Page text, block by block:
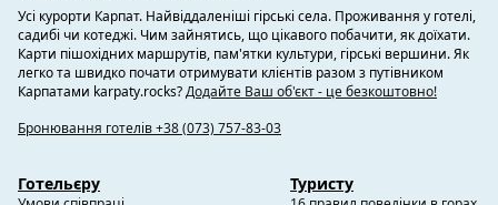
Усі курорти Карпат. Найвіддаленіші гірські села. Проживання у готелі,
садибі чи котеджі. Чим зайнятись, що цікавого побачити, як доїхати.
Карти пішохідних маршрутів, пам'ятки культури, гірські вершини. Як
легко та швидко почати отримувати клієнтів разом з путівником
Карпатами karpaty.rocks?Додайте Ваш об'єкт - це безкоштовно!
Бронювання готелів +38 (073) 757-83-03
Готельєру Туристу